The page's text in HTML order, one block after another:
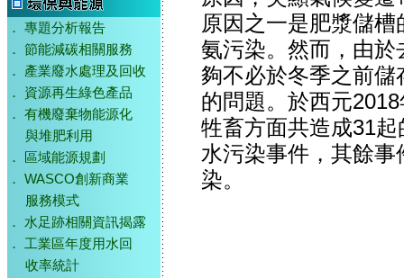
．
專題分析報告
．
節能減碳相關服務
．
產業廢水處理及回收
．
資源再生綠色產品
．
有機廢棄物能源化
與堆肥利用
．
區域能源規劃
．
WASCO創新商業
服務模式
．
水足跡相關資訊揭露
．
工業區年度用水回
收率統計
原因之一是肥漿儲
氨污染。然而，由
夠不必於冬季之前
的問題。於西元
牲畜方面共造成31
水污染事件，其餘
染。